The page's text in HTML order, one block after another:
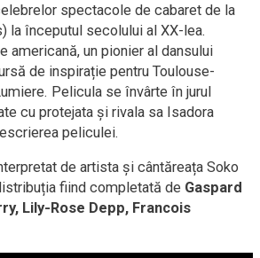
spectacole de cabaret de la
la începutul secolului al XX-lea.
americană, un pionier al dansului
de inspirație pentru Toulouse-
Pelicula se învârte în jurul
cu protejata și rivala sa Isadora
peliculei.
de artista și cântăreața Soko
fiind completată de Gaspard
Lily-Rose Depp, Francois